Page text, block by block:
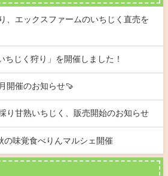
、エックスファームのいちじく直売を
ちじく狩り」を開催しました！
開催のお知らせ🍠
り甘熟いちじく、販売開始のお知らせ
の味覚食べりんマルシェ開催